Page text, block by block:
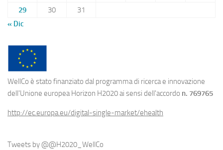
29
30
31
« Dic
WellCo è stato finanziato dal programma di ricerca e innovazione
dell'Unione europea Horizon H2020 ai sensi dell'accordo n. 769765
http://ec.europa.eu/digital-single-market/ehealth
Tweets by @@H2020_WellCo